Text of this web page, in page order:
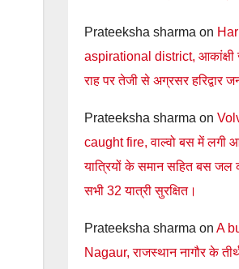
Prateeksha sharma on
aspirational district, आकांक्षी
राह पर तेजी से अग्रसर हरिद्वार
Prateeksha sharma on
caught fire, वाल्वो बस में लगी
यात्रियों के समान सहित बस जल
सभी 32 यात्री सुरक्षित।
Prateeksha sharma on A
Nagaur, राजस्थान नागौर के